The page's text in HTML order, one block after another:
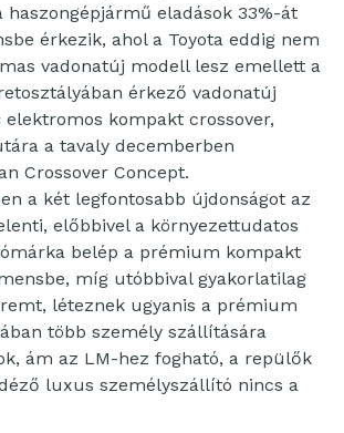
haszongépjármű eladások 33%-át
érkezik, ahol a Toyota eddig nem
vadonatúj modell lesz emellett a
érkező vadonatúj
kompakt crossover,
a tavaly decemberben
Crossover Concept.
a két legfontosabb újdonságot az
előbbivel a környezettudatos
belép a prémium kompakt
míg utóbbival gyakorlatilag
léteznek ugyanis a prémium
több személy szállítására
ám az LM-hez fogható, a repülők
luxus személyszállító nincs a